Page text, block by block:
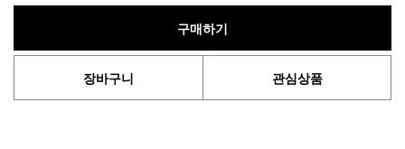
구매하기
장바구니 관심상품